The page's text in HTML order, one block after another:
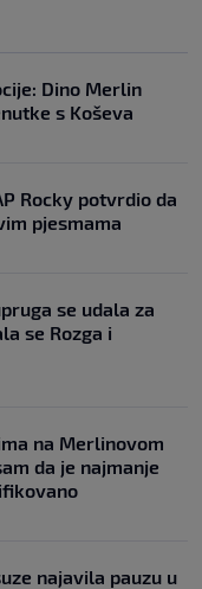
Dino Merlin
s Koševa
Rocky potvrdio da
pjesmama
se udala za
se Rozga i
na Merlinovom
da je najmanje
najavila pauzu u